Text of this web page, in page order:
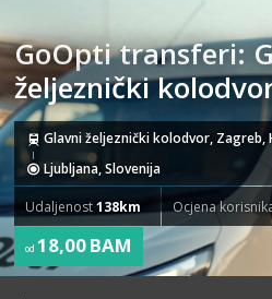
GoOpti transferi:
željeznički
Glavni željeznički kolodvor, Zagreb,
Ljubljana, Slovenija
Udaljenost138km Ocjena
od 18,00 BAM